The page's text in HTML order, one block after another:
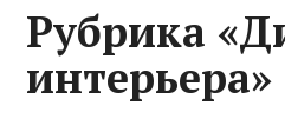
Рубрика
интерьера»